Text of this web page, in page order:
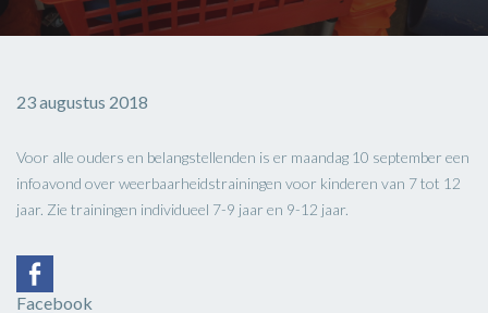
23 augustus 2018
Voor alle ouders en belangstellenden is er maandag 10 september een
infoavond over weerbaarheidstrainingen voor kinderen van 7 tot 12
jaar. Zie trainingen individueel 7-9 jaar en 9-12 jaar.
Facebook